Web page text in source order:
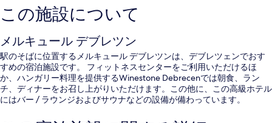
この施設について
メルキュール デブレツン
駅のそばに位置するメルキュール デブレツンは、デブレツェンでおす
すめの宿泊施設です。 フィットネスセンターをご利用いただけるほ
か、ハンガリー料理を提供するWinestone Debrecenでは朝食、ラン
チ、ディナーをお召し上がりいただけます。この他に、この高級ホテル
にはバー / ラウンジおよびサウナなどの設備が備わっています。